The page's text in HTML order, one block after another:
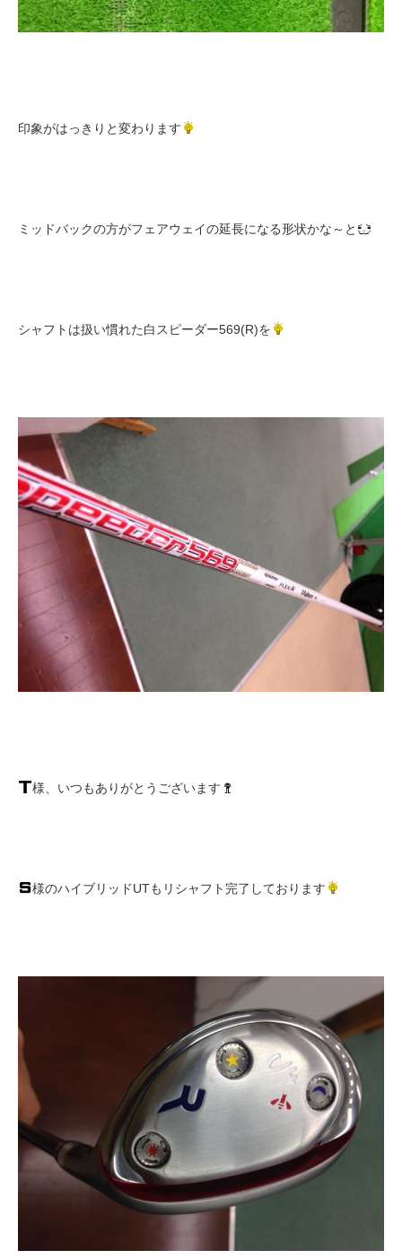
印象がはっきりと変わります
ミッドバックの方がフェアウェイの延長になる形状かな～と
シャフトは扱い慣れた白スピーダー569(R)を
様、いつもありがとうございます
様のハイブリッドUTもリシャフト完了しております